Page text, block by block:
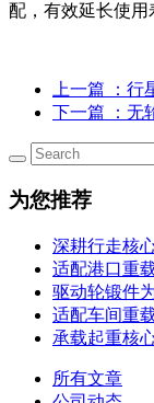
配，有效延长使用
上一篇
：
下一篇
：
为您推荐
深耕行走核
适配港口重
驱动轮锻件
适配车间重
承载起重核
所有文章